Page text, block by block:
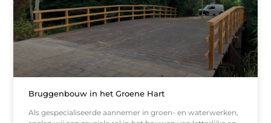
Bruggenbouw in het Groene Hart
Als gespecialiseerde aannemer in groen- en waterwerken,